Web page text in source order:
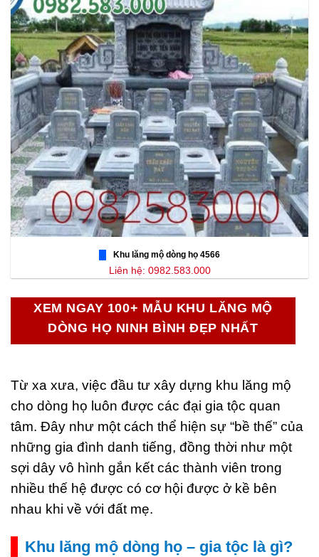
Khu lăng mộ dòng họ 4566
Liên hệ: 0982.583.000
XEM NGAY 100+ MẪU KHU LĂNG MỘ
DÒNG HỌ NINH BÌNH ĐẸP NHẤT
Từ xa xưa, việc đầu tư xây dựng khu lăng mộ
cho dòng họ luôn được các đại gia tộc quan
tâm. Đây như một cách thể hiện sự “bề thế” của
những gia đình danh tiếng, đồng thời như một
sợi dây vô hình gắn kết các thành viên trong
nhiều thế hệ được có cơ hội được ở kề bên
nhau khi về với đất mẹ.
Khu lăng mộ dòng họ – gia tộc là gì?